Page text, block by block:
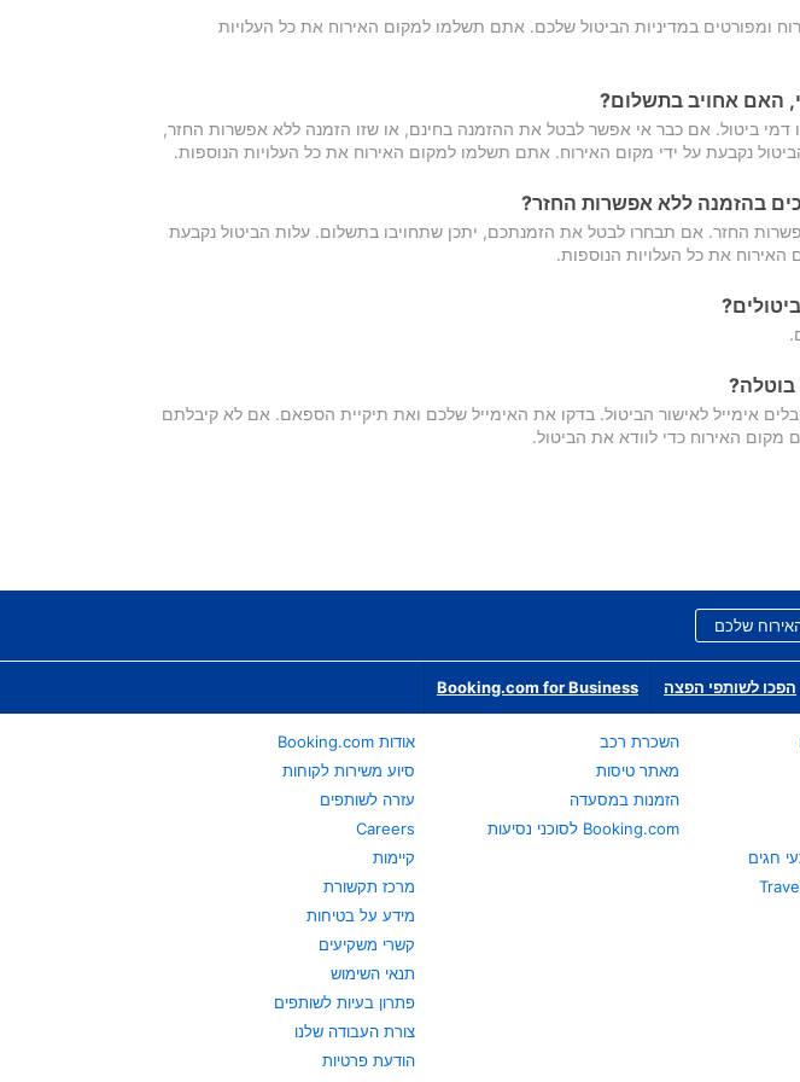
ומפורטים במדיניות הביטול שלכם. אתם תשלמו למקום האירוח את כל העלויות
האם אחויב בתשלום?
ביטול. אם כבר אי אפשר לבטל את ההזמנה בחינם, או שזו הזמנה ללא אפשרות החזר,
נקבעת על ידי מקום האירוח. אתם תשלמו למקום האירוח את כל העלויות הנוספות.
בהזמנה ללא אפשרות החזר?
החזר. אם תבחרו לבטל את הזמנתכם, יתכן שתחויבו בתשלום. עלות הביטול נקבעת
את כל העלויות הנוספות.
אימייל לאישור הביטול. בדקו את האימייל שלכם ואת תיקיית הספאם. אם לא קיבלתם
שלכם
הפכו לשותפי הפצה Booking.com for Business
חגים
השכרת רכב
מאתר טיסות
הזמנות במסעדה
Booking.com לסוכני נסיעות
אודות Booking.com
סיוע משירות לקוחות
עזרה לשותפים
Careers
קיימות
מרכז תקשורת
מידע על בטיחות
קשרי משקיעים
תנאי השימוש
פתרון בעיות לשותפים
צורת העבודה שלנו
הודעת פרטיות